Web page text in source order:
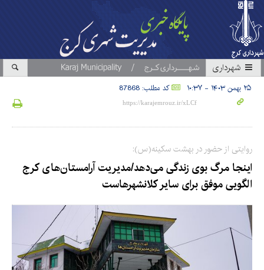
شهرداری
۲۵ بهمن ۱۴۰۳ - ۱۰:۳۷ کد مطلب: 87868
روایتی از حضور در بهشت سکینه(س):
اینجا مرگ بوی زندگی می‌دهد/مدیریت آرامستان‌های کرج
الگویی موفق برای سایر کلانشهرهاست